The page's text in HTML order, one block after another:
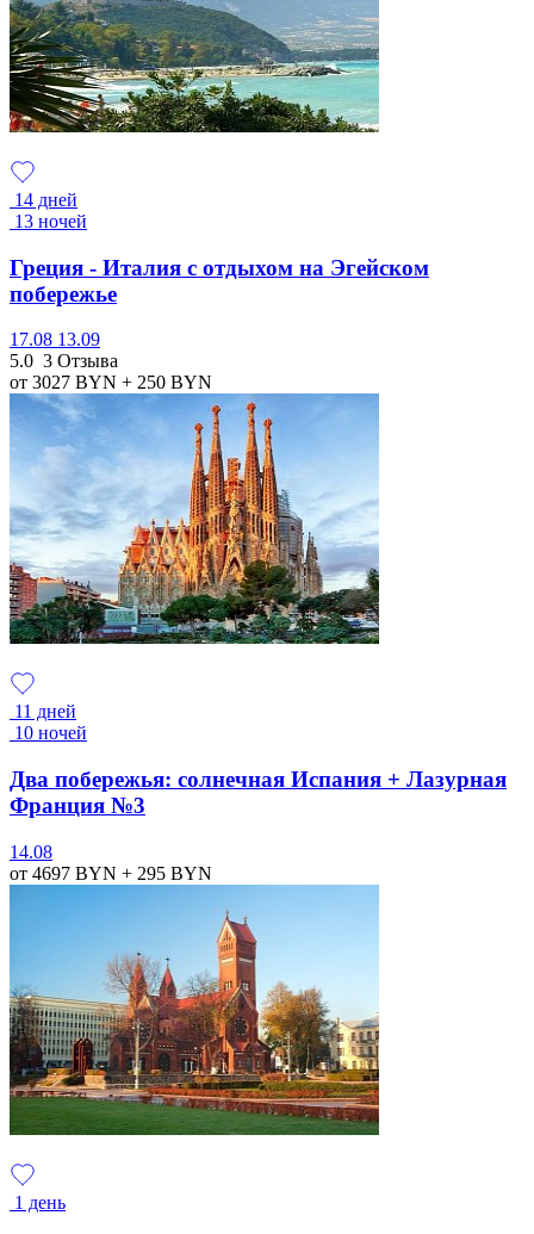
14 дней
13 ночей
Греция - Италия с отдыхом на Эгейском
побережье
17.08 13.09
5.0 3 Отзыва
от 3027 BYN + 250 BYN
11 дней
10 ночей
Два побережья: солнечная Испания + Лазурная
Франция №3
14.08
от 4697 BYN + 295 BYN
1 день